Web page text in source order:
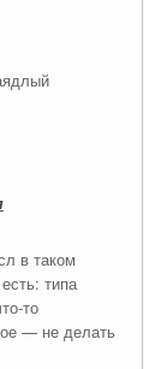
типа
то
— не делать